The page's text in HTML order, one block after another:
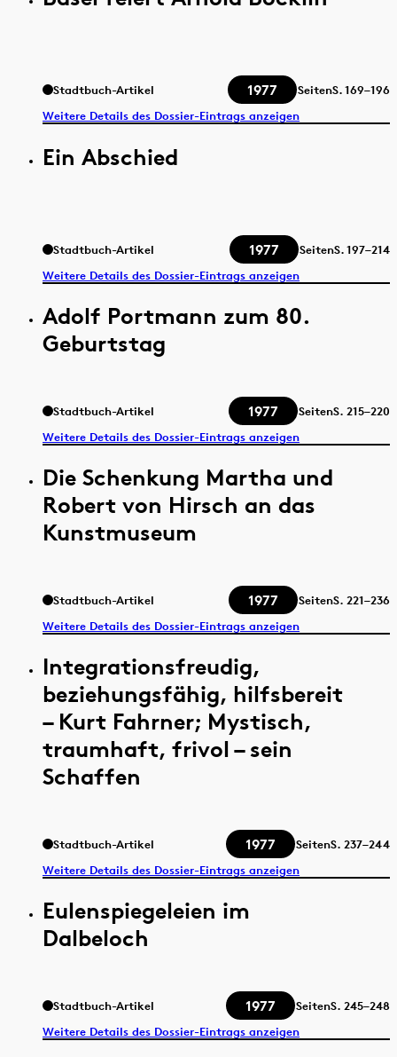
Stadtbuch-Artikel 1977 SeitenS.169–196
Weitere Details des Dossier-Eintrags anzeigen
Ein Abschied
Stadtbuch-Artikel 1977 SeitenS.197–214
Weitere Details des Dossier-Eintrags anzeigen
Adolf Portmann zum 80.
Geburtstag
Stadtbuch-Artikel 1977 SeitenS. 215–220
Weitere Details des Dossier-Eintrags anzeigen
Die Schenkung Martha und
Robert von Hirsch an das
Kunstmuseum
Stadtbuch-Artikel 1977 SeitenS. 221–236
Weitere Details des Dossier-Eintrags anzeigen
Integrationsfreudig,
beziehungsfähig, hilfsbereit
– Kurt Fahrner; Mystisch,
traumhaft, frivol – sein
Schaffen
Stadtbuch-Artikel 1977 SeitenS. 237–244
Weitere Details des Dossier-Eintrags anzeigen
Eulenspiegeleien im
Dalbeloch
Stadtbuch-Artikel 1977 SeitenS. 245–248
Weitere Details des Dossier-Eintrags anzeigen